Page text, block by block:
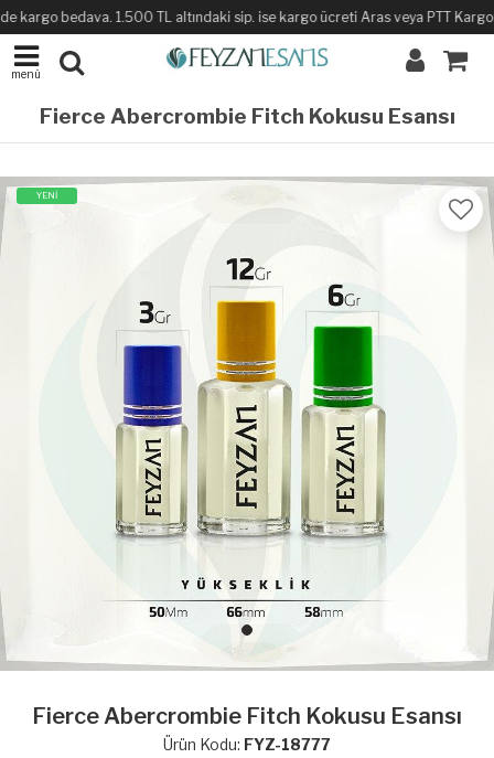
kargo bedava. 1.500 TL altındaki sip. ise kargo ücreti Aras veya PTT
menü
Fierce Abercrombie Fitch Kokusu Esansı
YENİ
Fierce Abercrombie Fitch Kokusu Esansı
Ürün Kodu: FYZ-18777